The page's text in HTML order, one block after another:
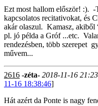
Ezt most hallom először! :). -
kapcsolatos recitativokat, és
akár olaszul. Kamasz, akiből
pl. jó példa a Gróf ...etc.
rendezésben, több szerepet
művem...
2616 -zéta- 2018-11-16
11-16 18:38:46]
Hát azért da Ponte is nagy